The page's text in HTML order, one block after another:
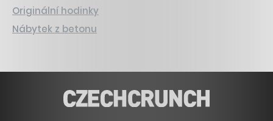
Originální hodinky
Nábytek z betonu